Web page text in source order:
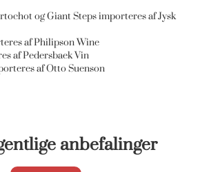
og Giant Steps importeres af Jysk
af Philipson Wine
af Pedersbaek Vin
af Otto Suenson
anbefalinger